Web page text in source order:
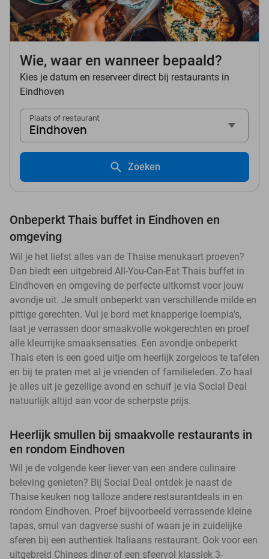
Wie, waar en wanneer bepaald?
Kies je datum en reserveer direct bij restaurants in
Eindhoven
Plaats of restaurant
Eindhoven
Zoeken
Onbeperkt Thais buffet in Eindhoven en
omgeving
Wil je het liefst alles van de Thaise menukaart proeven?
Dan biedt een uitgebreid All-You-Can-Eat Thais buffet in
Eindhoven en omgeving de perfecte uitkomst voor jouw
avondje uit. Je smult onbeperkt van verschillende milde en
pittige gerechten. Vul je bord met knapperige loempia’s,
laat je verrassen door smaakvolle wokgerechten en proef
alle kleurrijke smaaksensaties. Een avondje onbeperkt
Thais eten is een goed uitje om heerlijk zorgeloos te tafelen
en bij te praten met al je vrienden of familieleden. Zo haal
je alles uit je gezellige avond en schuif je via Social Deal
natuurlijk altijd aan voor de scherpste prijs.
Heerlijk smullen bij smaakvolle restaurants in
en rondom Eindhoven
Wil je de volgende keer liever van een andere culinaire
beleving genieten? Bij Social Deal ontdek je naast de
Thaise keuken nog talloze andere restaurantdeals in en
rondom Eindhoven. Proef bijvoorbeeld verrassende kleine
tapas, smul van dagverse sushi of waan je in zuidelijke
sferen bij een authentiek Italiaans restaurant. Ook voor een
uitgebreid Chinees diner of een sfeervol klassiek 3-